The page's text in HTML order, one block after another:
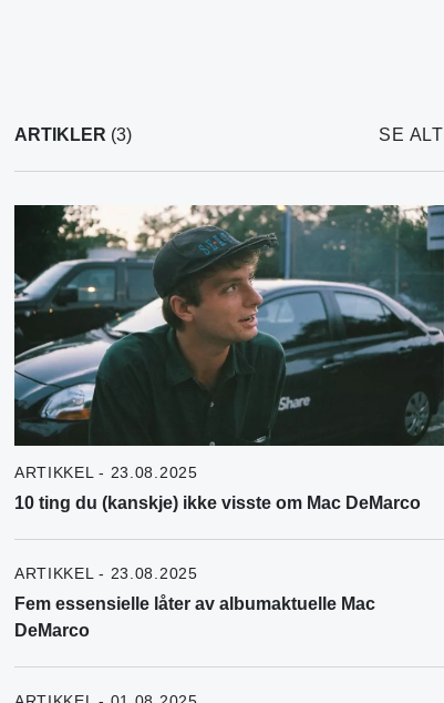
ARTIKLER (3) SE ALT
ARTIKKEL - 23.08.2025
10 ting du (kanskje) ikke visste om Mac DeMarco
ARTIKKEL - 23.08.2025
Fem essensielle låter av albumaktuelle Mac
DeMarco